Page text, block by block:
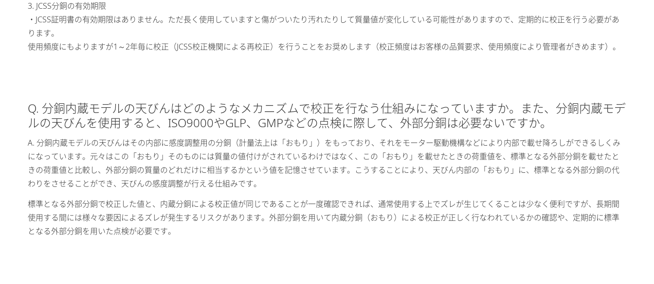
3. JCSS分銅の有効期限
・JCSS証明書の有効期限はありません。ただ長く使用していますと傷がついたり汚れたりして質量値が変化している可能性がありますので、定期的に校正を行う必要があ
ります。
使用頻度にもよりますが1～2年毎に校正（JCSS校正機関による再校正）を行うことをお奨めします（校正頻度はお客様の品質要求、使用頻度により管理者がきめます）。
Q. 分銅内蔵モデルの天びんはどのようなメカニズムで校正を行なう仕組みになっていますか。また、分銅内蔵モデ
ルの天びんを使用すると、ISO9000やGLP、GMPなどの点検に際して、外部分銅は必要ないですか。
A. 分銅内蔵モデルの天びんはその内部に感度調整用の分銅（計量法上は「おもり」）をもっており、それをモーター駆動機構などにより内部で載せ降ろしができるしくみ
になっています。元々はこの「おもり」そのものには質量の値付けがされているわけではなく、この「おもり」を載せたときの荷重値を、標準となる外部分銅を載せたと
きの荷重値と比較し、外部分銅の質量のどれだけに相当するかという値を記憶させています。こうすることにより、天びん内部の「おもり」に、標準となる外部分銅の代
わりをさせることができ、天びんの感度調整が行える仕組みです。
標準となる外部分銅で校正した値と、内蔵分銅による校正値が同じであることが一度確認できれば、通常使用する上でズレが生じてくることは少なく便利ですが、長期間
使用する間には様々な要因によるズレが発生するリスクがあります。外部分銅を用いて内蔵分銅（おもり）による校正が正しく行なわれているかの確認や、定期的に標準
となる外部分銅を用いた点検が必要です。